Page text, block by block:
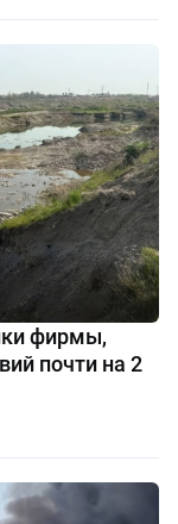
фирмы,
почти на 2